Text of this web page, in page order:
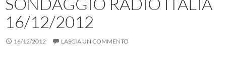
16/12/2012
16/12/2012 LASCIA UN COMMENTO